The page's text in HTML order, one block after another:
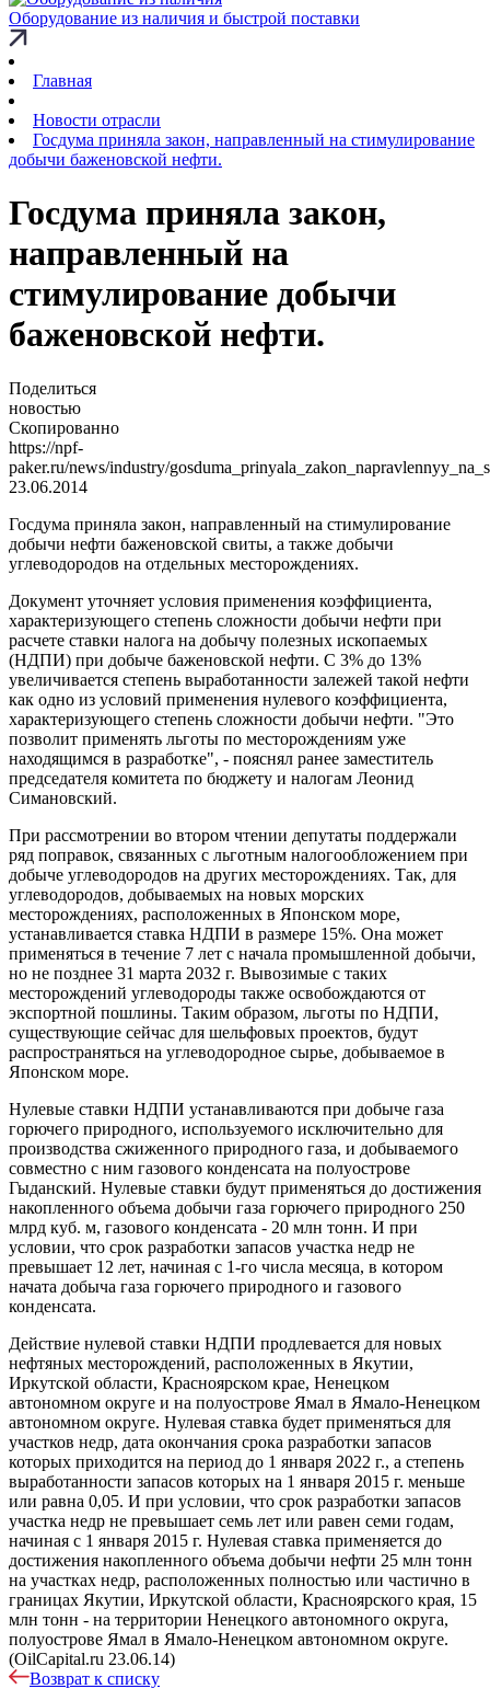
Оборудование из наличия и быстрой поставки
Главная
Новости отрасли
Госдума приняла закон, направленный на стимулирование
добычи баженовской нефти.
Госдума приняла закон,
направленный на
стимулирование добычи
баженовской нефти.
Поделиться
новостью
Скопированно
https://npf-
paker.ru/news/industry/
23.06.2014
Госдума приняла закон, направленный на стимулирование
добычи нефти баженовской свиты, а также добычи
углеводородов на отдельных месторождениях.
Документ уточняет условия применения коэффициента,
характеризующего степень сложности добычи нефти при
расчете ставки налога на добычу полезных ископаемых
(НДПИ) при добыче баженовской нефти. С 3% до 13%
увеличивается степень выработанности залежей такой нефти
как одно из условий применения нулевого коэффициента,
характеризующего степень сложности добычи нефти. "Это
позволит применять льготы по месторождениям уже
находящимся в разработке", - пояснял ранее заместитель
председателя комитета по бюджету и налогам Леонид
Симановский.
При рассмотрении во втором чтении депутаты поддержали
ряд поправок, связанных с льготным налогообложением при
добыче углеводородов на других месторождениях. Так, для
углеводородов, добываемых на новых морских
месторождениях, расположенных в Японском море,
устанавливается ставка НДПИ в размере 15%. Она может
применяться в течение 7 лет с начала промышленной добычи,
но не позднее 31 марта 2032 г. Вывозимые с таких
месторождений углеводороды также освобождаются от
экспортной пошлины. Таким образом, льготы по НДПИ,
существующие сейчас для шельфовых проектов, будут
распространяться на углеводородное сырье, добываемое в
Японском море.
Нулевые ставки НДПИ устанавливаются при добыче газа
горючего природного, используемого исключительно для
производства сжиженного природного газа, и добываемого
совместно с ним газового конденсата на полуострове
Гыданский. Нулевые ставки будут применяться до достижения
накопленного объема добычи газа горючего природного 250
млрд куб. м, газового конденсата - 20 млн тонн. И при
условии, что срок разработки запасов участка недр не
превышает 12 лет, начиная с 1-го числа месяца, в котором
начата добыча газа горючего природного и газового
конденсата.
Действие нулевой ставки НДПИ продлевается для новых
нефтяных месторождений, расположенных в Якутии,
Иркутской области, Красноярском крае, Ненецком
автономном округе и на полуострове Ямал в Ямало-Ненецком
автономном округе. Нулевая ставка будет применяться для
участков недр, дата окончания срока разработки запасов
которых приходится на период до 1 января 2022 г., а степень
выработанности запасов которых на 1 января 2015 г. меньше
или равна 0,05. И при условии, что срок разработки запасов
участка недр не превышает семь лет или равен семи годам,
начиная с 1 января 2015 г. Нулевая ставка применяется до
достижения накопленного объема добычи нефти 25 млн тонн
на участках недр, расположенных полностью или частично в
границах Якутии, Иркутской области, Красноярского края, 15
млн тонн - на территории Ненецкого автономного округа,
полуострове Ямал в Ямало-Ненецком автономном округе.
(OilCapital.ru 23.06.14)
Возврат к списку